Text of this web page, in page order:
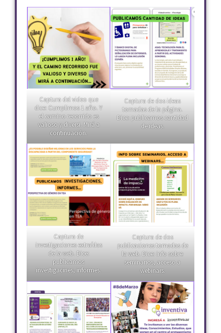
Captura del video que
dice: Cumplimos 1 año. Y
el camino recorrido es
valioso y diversi. Mirá a
continuación.
Captura de dos ideas
tomadas de la página.
Dice: publicamos cantidad
de ideas.
Captura de
investigaciones extraídas
de la web. Dice:
publicamos
investigacines, informes.
Captura de dos
publicaciones tomadas de
la web. Dice: info sobre
seminarios, acceso a
webinars.